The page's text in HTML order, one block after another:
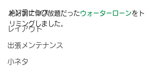
メンテナンス
レイアウト
出張メンテナンス
小ネタ
絶好調に伸び放題だったウォーターローンをト
リミングしました。